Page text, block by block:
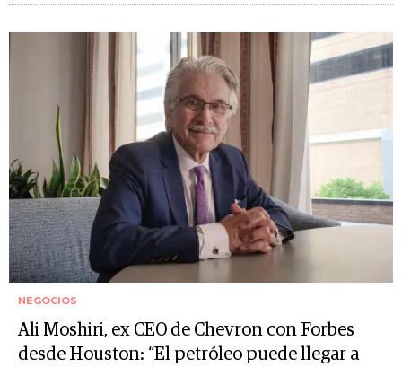
NEGOCIOS
Ali Moshiri, ex CEO de Chevron con Forbes
desde Houston: “El petróleo puede llegar a